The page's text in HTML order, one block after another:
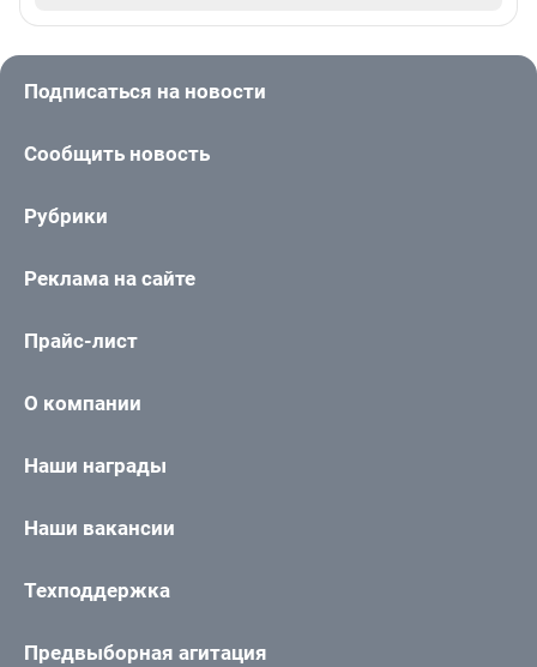
Подписаться на новости
Сообщить новость
Рубрики
Реклама на сайте
Прайс-лист
О компании
Наши награды
Наши вакансии
Техподдержка
Предвыборная агитация